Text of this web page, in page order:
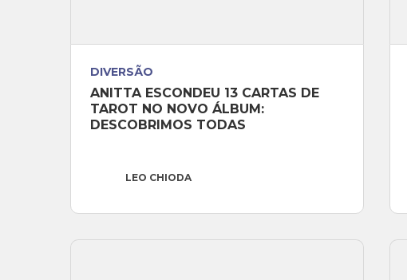
DIVERSÃO
ANITTA ESCONDEU 13 CARTAS DE
TAROT NO NOVO ÁLBUM:
DESCOBRIMOS TODAS
LEO CHIODA